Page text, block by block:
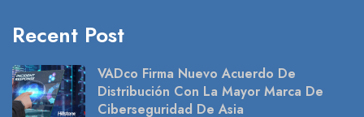
Recent Post
VADco Firma Nuevo Acuerdo De
Distribución Con La Mayor Marca De
Ciberseguridad De Asia